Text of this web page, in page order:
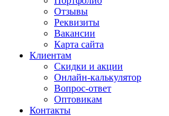
Отзывы
Реквизиты
Вакансии
Карта сайта
Клиентам
Скидки и акции
Онлайн-калькулятор
Вопрос-ответ
Оптовикам
Контакты